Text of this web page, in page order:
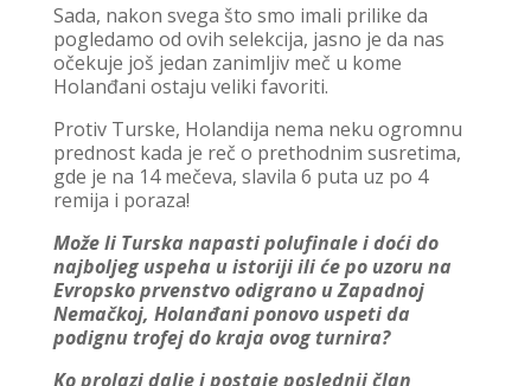
Sada, nakon svega što smo imali prilike da
pogledamo od ovih selekcija, jasno je da nas
očekuje još jedan zanimljiv meč u kome
Holanđani ostaju veliki favoriti.
Protiv Turske, Holandija nema neku ogromnu
prednost kada je reč o prethodnim susretima,
gde je na 14 mečeva, slavila 6 puta uz po 4
remija i poraza!
Može li Turska napasti polufinale i doći do
najboljeg uspeha u istoriji ili će po uzoru na
Evropsko prvenstvo odigrano u Zapadnoj
Nemačkoj, Holanđani ponovo uspeti da
podignu trofej do kraja ovog turnira?
Ko prolazi dalje i postaje poslednji član